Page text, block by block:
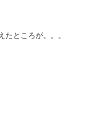
ところが。。。